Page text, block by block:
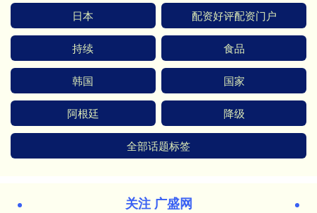
日本 配资好评配资门户
持续 食品
韩国 国家
阿根廷 降级
全部话题标签
关注 广盛网